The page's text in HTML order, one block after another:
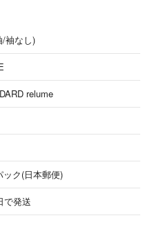
リブ部分)12
/袖なし)
relume
ク(日本郵便)
で発送